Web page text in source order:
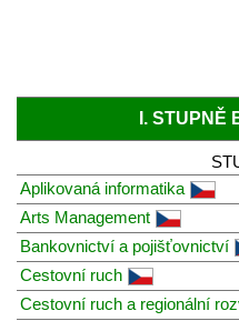
I. STUPNĚ
Aplikovaná informatika
Arts Management
Bankovnictví a pojišťovnictví
Cestovní ruch
Cestovní ruch a regionální